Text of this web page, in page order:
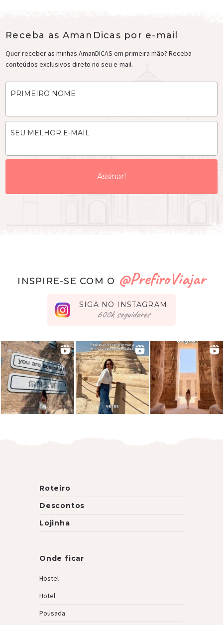
Receba as AmanDicas por e-mail
Quer receber as minhas AmanDICAS em primeira mão? Receba
conteúdos exclusivos direto no seu e-mail.
PRIMEIRO NOME
SEU MELHOR E-MAIL
INSPIRE-SE COM O @PrefiroViajar
SIGA NO INSTAGRAM
seguidores
Roteiro
Descontos
Lojinha
Onde ficar
Hostel
Hotel
Pousada